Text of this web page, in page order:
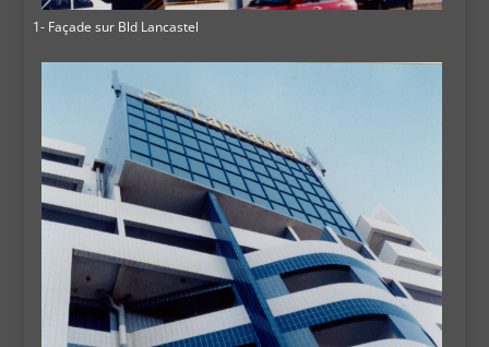
1- Façade sur Bld Lancastel